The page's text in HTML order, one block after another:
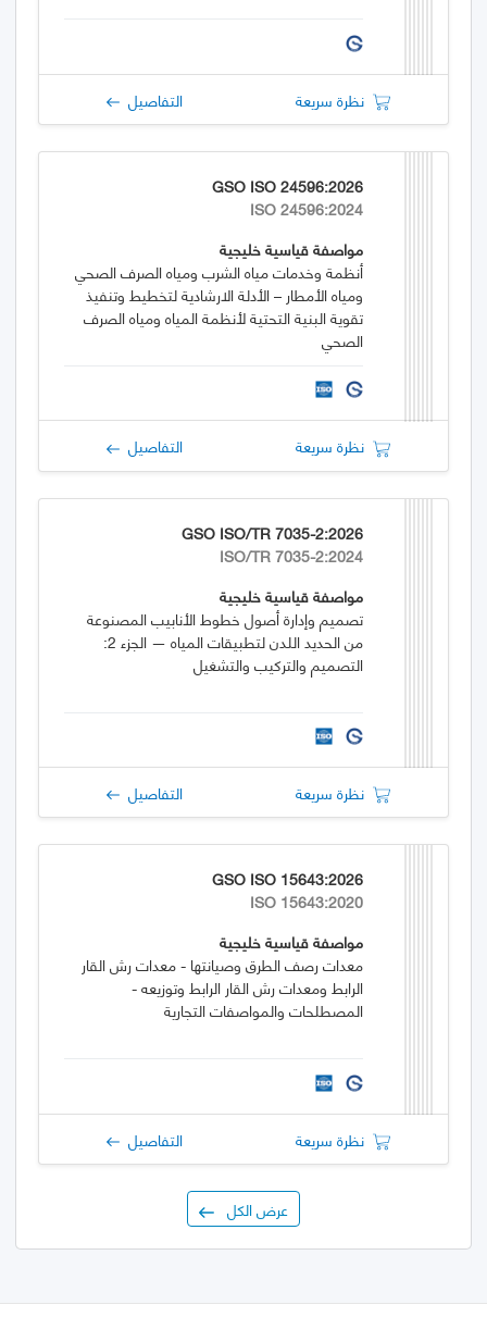
نظرة سريعة التفاصيل
GSO ISO 24596:2026
ISO 24596:2024
مواصفة قياسية خليجية
أنظمة وخدمات مياه الشرب ومياه الصرف الصحي
ومياه الأمطار – الأدلة الارشادية لتخطيط وتنفيذ
تقوية البنية التحتية لأنظمة المياه ومياه الصرف
الصحي
نظرة سريعة التفاصيل
GSO ISO/TR 7035-2:2026
ISO/TR 7035-2:2024
مواصفة قياسية خليجية
تصميم وإدارة أصول خطوط الأنابيب المصنوعة
من الحديد اللدن لتطبيقات المياه — الجزء 2:
التصميم والتركيب والتشغيل
نظرة سريعة التفاصيل
GSO ISO 15643:2026
ISO 15643:2020
مواصفة قياسية خليجية
معدات رصف الطرق وصيانتها - معدات رش القار
الرابط ومعدات رش القار الرابط وتوزيعه -
المصطلحات والمواصفات التجارية
نظرة سريعة التفاصيل
عرض الكل